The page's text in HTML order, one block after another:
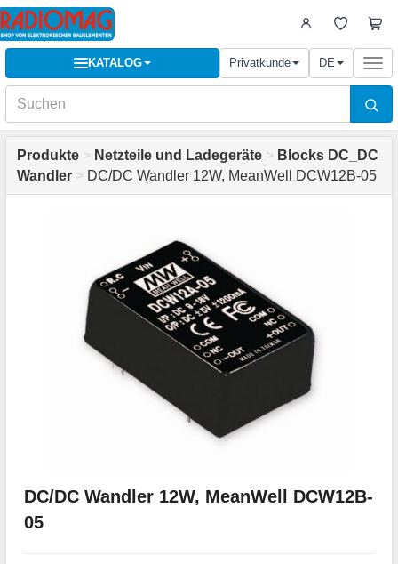
KATALOG Privatkunde DE
Produkte > Netzteile und Ladegeräte > Blocks DC_DC
Wandler > DC/DC Wandler 12W, MeanWell DCW12B-05
DC/DC Wandler 12W, MeanWell DCW12B-
05